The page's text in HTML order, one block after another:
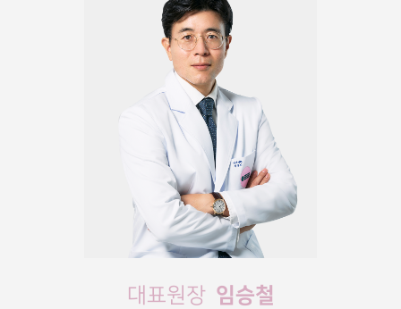
대표원장 임승철